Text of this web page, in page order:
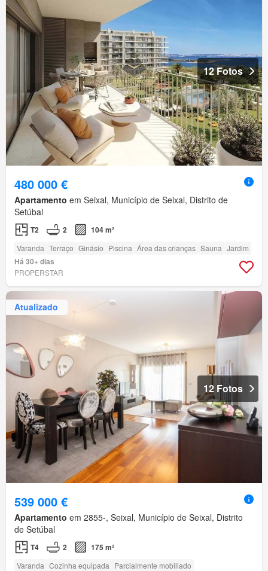
12 Fotos
480 000 €
Apartamento em Seixal, Município de Seixal, Distrito de
Setúbal
T2 2 104 m²
Varanda Terraço Ginásio Piscina Área das crianças Sauna Jardim
Há 30+ dias
PROPERSTAR
Atualizado
12 Fotos
539 000 €
Apartamento em 2855-, Seixal, Município de Seixal, Distrito
de Setúbal
T4 2 175 m²
Varanda Cozinha equipada Parcialmente mobiliado